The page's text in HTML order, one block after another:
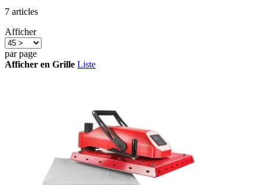
7 articles
Afficher
par page
Afficher en Grille Liste